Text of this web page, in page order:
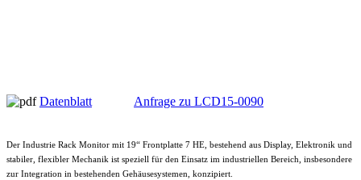
Datenblatt Anfrage zu LCD15-0090
Der Industrie Rack Monitor mit 19“ Frontplatte 7 HE, bestehend aus Display, Elektronik und
stabiler, flexibler Mechanik ist speziell für den Einsatz im industriellen Bereich, insbesondere
zur Integration in bestehenden Gehäusesystemen, konzipiert.